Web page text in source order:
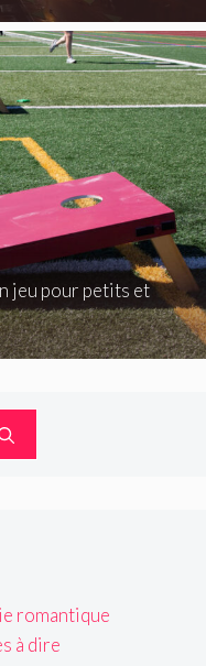
jeu pour petits et
romantique
à dire